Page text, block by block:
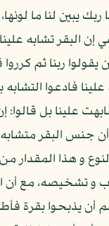
ربك يبين لنا ما
إن البقر تشابه
ربنا ثم
فادعوا التشابه
علينا بل قالوا:
جنس البقر متشابه و
و هذا المقدار
و تشخيصه، مع أن
أن يذبحوا بقرة